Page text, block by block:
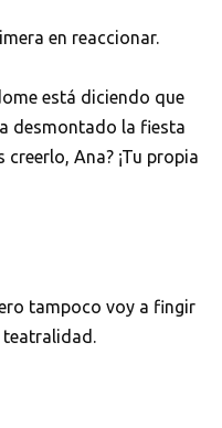
en reaccionar.
está diciendo que
desmontado la fiesta
creerlo, Ana? ¡Tu propia
tampoco voy a fingir